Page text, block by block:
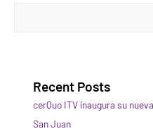
Recent Posts
cerQuo ITV inaugura su
San Juan